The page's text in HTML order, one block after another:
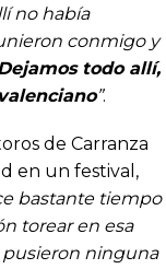
no había
conmigo y
todo allí,
”.
de Carranza
en un festival,
bastante tiempo
torear en esa
ninguna